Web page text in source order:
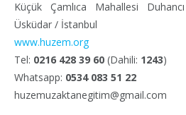
Küçük Çamlıca Mahallesi
Üsküdar / İstanbul
www.huzem.org
Tel: 0216 428 39 60 (Dahili: 1243)
Whatsapp: 0534 083 51 22
huzemuzaktanegitim@gmail.com